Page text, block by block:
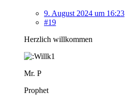
9. August 2024 um 16:23
#19
Herzlich willkommen
Mr. P
Prophet